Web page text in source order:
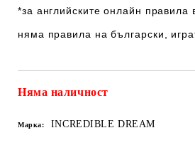
*за английските онлайн правила
няма правила на български ,
Няма наличност
Марка: INCREDIBLE DREAM